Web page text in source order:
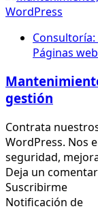
Páginas
gestión
Contrata
WordPress. Nos
seguridad,
Deja un
Suscribirme
Notificación de